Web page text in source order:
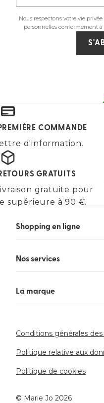
Nous respectons votre vie
personnelles conformément à
COMMANDE
d'information.
GRATUITS
gratuite pour
supérieure à 90 €.
Shopping en ligne
Nos services
La marque
Conditions générales
Politique relative aux
Politique de cookies
©️ Marie Jo 2026